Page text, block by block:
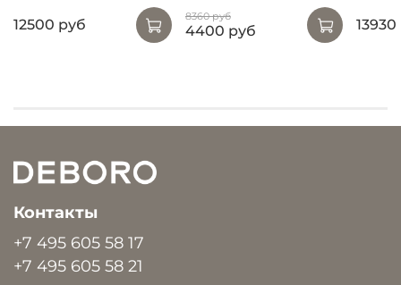
12500 руб 8360 руб
4400 руб
Контакты
+7 495 605 58 17
+7 495 605 58 21